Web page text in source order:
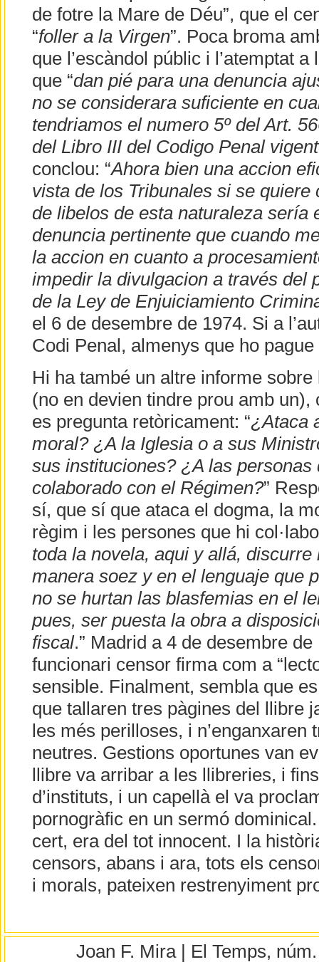
de fotre la Mare de Déu”, que el
“foller a la Virgen”. Poca broma
que l’escàndol públic i l’atemptat
que “dan pié para una denuncia
no se considerara suficiente en
tendriamos el numero 5º del Art.
del Libro III del Codigo Penal
conclou: “Ahora bien una accion
vista de los Tribunales si se quiere
de libelos de esta naturaleza sería
denuncia pertinente que cuando
la accion en cuanto a
impedir la divulgacion a través del
de la Ley de Enjuiciamiento
el 6 de desembre de 1974. Si a
Codi Penal, almenys que ho
Hi ha també un altre informe sobre
(no en devien tindre prou amb un),
es pregunta retòricament: “¿Ataca
moral? ¿A la Iglesia o a sus
sus instituciones? ¿A las personas
colaborado con el Régimen?”
sí, que sí que ataca el dogma, la
règim i les persones que hi
toda la novela, aqui y allá,
manera soez y en el lenguaje que
no se hurtan las blasfemias en el
pues, ser puesta la obra a
fiscal.” Madrid a 4 de desembre
funcionari censor firma com a
sensible. Finalment, sembla que
que tallaren tres pàgines del llibre
les més perilloses, i n’enganxaren
neutres. Gestions oportunes van
llibre va arribar a les llibreries, i
d’instituts, i un capellà el va
pornogràfic en un sermó
cert, era del tot innocent. I la
censors, abans i ara, tots els
i morals, pateixen restrenyiment
Joan F. Mira | El Temps,